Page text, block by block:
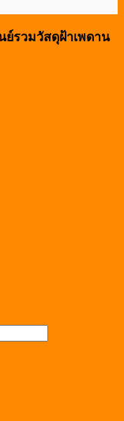
ย์รวมวัสดุฝ้าเพดาน